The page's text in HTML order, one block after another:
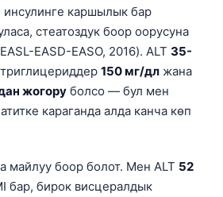
каршылык бар
стеатоздук боор оорусуна
EASD-EASO, 2016). ALT 35-
150 мг/дл жана
жогору болсо — бул мен
караганда алда канча көп
майлуу боор болот. Мен ALT 52
бар, бирок висцералдык